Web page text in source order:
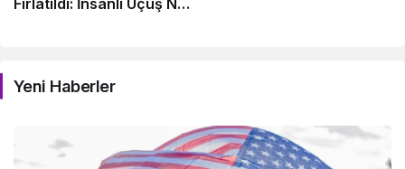
Yeni Haberler